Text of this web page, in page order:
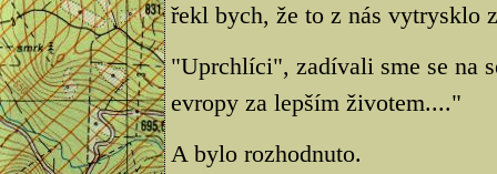
řekl bych, že to z nás vytrysklo
"Uprchlíci", zadívali sme se na
evropy za lepším životem...."
A bylo rozhodnuto.